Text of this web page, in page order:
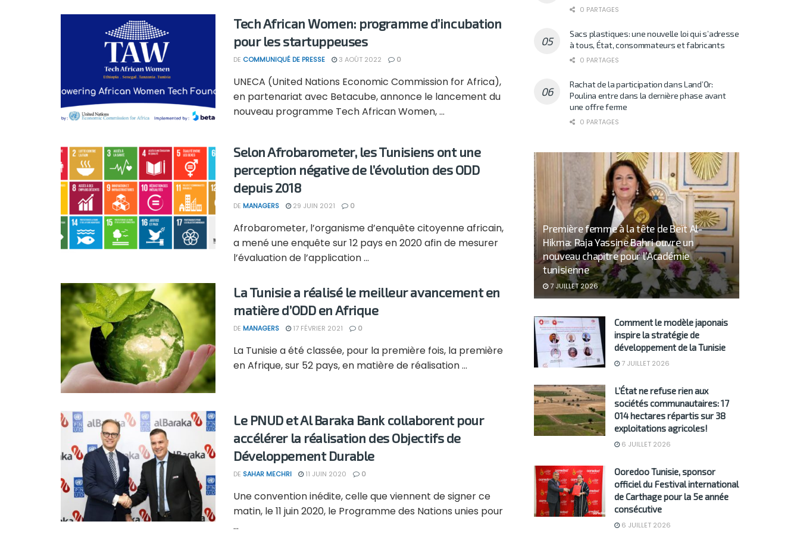
Tech African Women: programme d’incubation
pour les startuppeuses
DE COMMUNIQUÉ DE PRESSE 3 AOÛT 2022 0
UNECA (United Nations Economic Commission for Africa),
en partenariat avec Betacube, annonce le lancement du
nouveau programme Tech African Women, ...
Selon Afrobarometer, les Tunisiens ont une
perception négative de l’évolution des ODD
depuis 2018
DE MANAGERS 29 JUIN 2021 0
Afrobarometer, l’organisme d’enquête citoyenne africain,
a mené une enquête sur 12 pays en 2020 afin de mesurer
l’évaluation de l’application ...
La Tunisie a réalisé le meilleur avancement en
matière d’ODD en Afrique
DE MANAGERS 17 FÉVRIER 2021 0
La Tunisie a été classée, pour la première fois, la première
en Afrique, sur 52 pays, en matière de réalisation ...
Le PNUD et Al Baraka Bank collaborent pour
accélérer la réalisation des Objectifs de
Développement Durable
DE SAHAR MECHRI 11 JUIN 2020 0
Une convention inédite, celle que viennent de signer ce
matin, le 11 juin 2020, le Programme des Nations unies pour
...
0 PARTAGES
Sacs plastiques: une nouvelle loi qui s’adresse
à tous, État, consommateurs et fabricants
0 PARTAGES
Rachat de la participation dans Land’Or:
Poulina entre dans la dernière phase avant
une offre ferme
0 PARTAGES
Première femme à la tête de Beït Al-
Hikma: Raja Yassine Bahri ouvre un
nouveau chapitre pour l’Académie
tunisienne
7 JUILLET 2026
Comment le modèle japonais
inspire la stratégie de
développement de la Tunisie
7 JUILLET 2026
L’État ne refuse rien aux
sociétés communautaires: 17
014 hectares répartis sur 38
exploitations agricoles!
6 JUILLET 2026
Ooredoo Tunisie, sponsor
officiel du Festival international
de Carthage pour la 5e année
consécutive
6 JUILLET 2026